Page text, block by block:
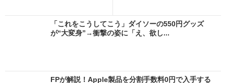
「これをこうしてこう」ダイソーの550円グッズ
が“大変身”→衝撃の姿に「え、欲し...
FPが解説！Apple製品を分割手数料0円で入手する